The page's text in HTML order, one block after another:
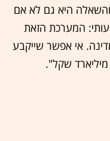
לאגף שזה לא יכול להיות 60, והשאלה היא גם לא אם
משמעותי: המערכת הזאת
אי אפשר שייקבע